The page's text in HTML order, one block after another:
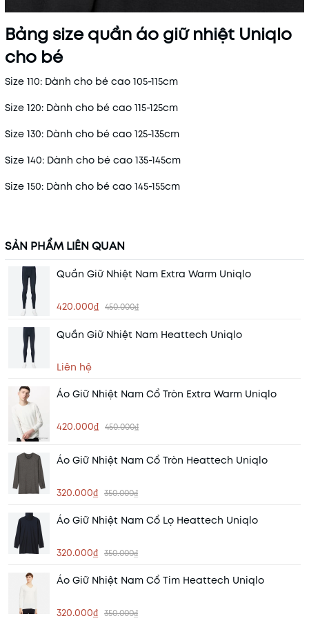
Bảng size quần áo giữ nhiệt Uniqlo
cho bé
Size 110: Dành cho bé cao 105-115cm
Size 120: Dành cho bé cao 115-125cm
Size 130: Dành cho bé cao 125-135cm
Size 140: Dành cho bé cao 135-145cm
Size 150: Dành cho bé cao 145-155cm
SẢN PHẨM LIÊN QUAN
Quần Giữ Nhiệt Nam Extra Warm Uniqlo
420.000₫ 450.000₫
Quần Giữ Nhiệt Nam Heattech Uniqlo
Liên hệ
Áo Giữ Nhiệt Nam Cổ Tròn Extra Warm Uniqlo
420.000₫ 450.000₫
Áo Giữ Nhiệt Nam Cổ Tròn Heattech Uniqlo
320.000₫ 350.000₫
Áo Giữ Nhiệt Nam Cổ Lọ Heattech Uniqlo
320.000₫ 350.000₫
Áo Giữ Nhiệt Nam Cổ Tim Heattech Uniqlo
320.000₫ 350.000₫